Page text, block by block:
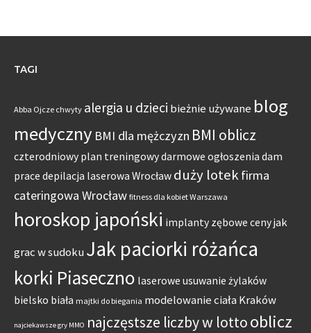
TAGI
Abba Ojcze chwyty alergia u dzieci bieżnie używane blog
medyczny BMI dla mężczyzn BMI oblicz
czterodniowy plan treningowydarmowe ogłoszenia dam
prace depilacja laserowa Wrocław duży lotekfirma
cateringowa Wrocław fitness dla kobiet Warszawa
horoskop japoński implanty zębowe cenyjak
grac w sudoku Jak paciorki różańca
korki Piaseczno laserowe usuwanie żylaków
bielsko biała majtki do biegania modelowanie ciała Kraków
najciekawsze gry MMO najczęstsze liczby w lottooblicz